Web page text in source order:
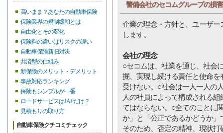
高いまま？あなたの自動車保険
保険業界の規制緩和とは
自由化とその変化
保険料の違いはリスクの違い
自動車保険新旧対決
共済型の仕組み
新保険のメリット・デメリット
事故対応ランキング
保険もシンプルが一番
ロードサービスはJAFだけ？
見積もりの取り方
自動車保険クチコミチェック
警備会社のセコムグループの損
企業の理念・方針と、ユーザ
します。
会社の理念
○セコムは、社業を通じ、社会
掘、実現し続ける責任と使命
受けない。○社会は一人一人の
人の社員によって構成される
てはならない。○全てのことに
か」と「公正であるかどうか
そのため、否定の精神、現状